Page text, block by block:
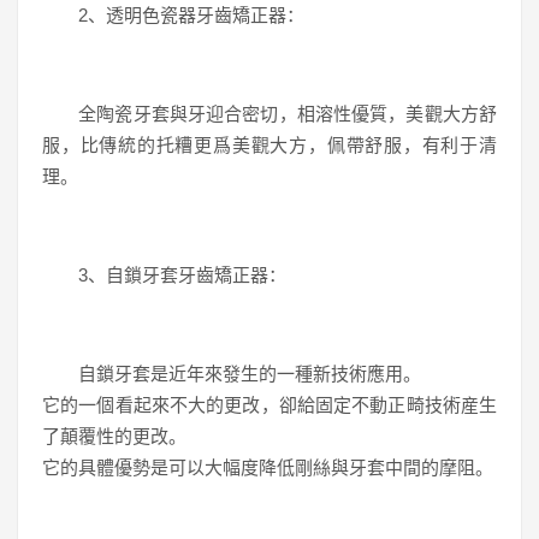
2、透明色瓷器牙齒矯正器：
全陶瓷牙套與牙迎合密切，相溶性優質，美觀大方舒
服，比傳統的托糟更爲美觀大方，佩帶舒服，有利于清
理。
3、自鎖牙套牙齒矯正器：
自鎖牙套是近年來發生的一種新技術應用。
它的一個看起來不大的更改，卻給固定不動正畸技術産生
了顛覆性的更改。
它的具體優勢是可以大幅度降低剛絲與牙套中間的摩阻。